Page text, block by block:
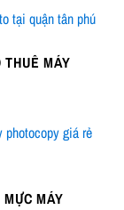
THUÊ MÁY
MÁY